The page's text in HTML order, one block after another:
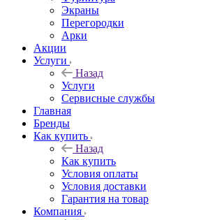
Экраны
Перегородки
Арки
Акции
Услуги
Назад
Услуги
Сервисные службы
Главная
Бренды
Как купить
Назад
Как купить
Условия оплаты
Условия доставки
Гарантия на товар
Компания